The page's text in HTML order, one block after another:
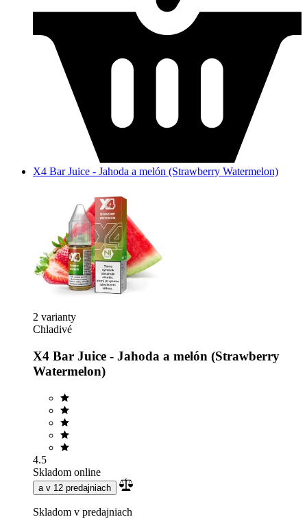
X4 Bar Juice - Jahoda a melón (Strawberry Watermelon)
2 varianty
Chladivé
X4 Bar Juice - Jahoda a melón (Strawberry
Watermelon)
4.5
Skladom online
a v 12 predajniach
Skladom v predajniach